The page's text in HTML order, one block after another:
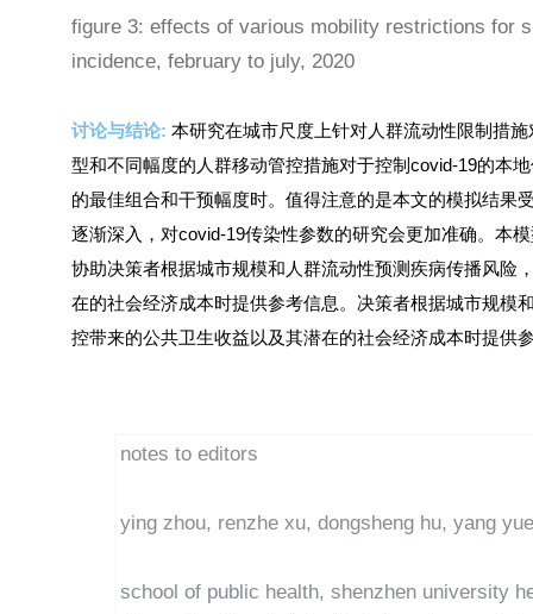
figure 3: effects of various mobility restrictions for
incidence, february to july, 2020
讨论与结论: 本研究在城市尺度上针对人群流动性限制措
型和不同幅度的人群移动管控措施对于控制covid-19的本
的最佳组合和干预幅度时。值得注意的是本文的模拟结果
逐渐深入，对covid-19传染性参数的研究会更加准确。本
协助决策者根据城市规模和人群流动性预测疾病传播风险
在的社会经济成本时提供参考信息。决策者根据城市规模
控带来的公共卫生收益以及其潜在的社会经济成本时提供
notes to editors
ying zhou, renzhe xu, dongsheng hu, yang
school of public health, shenzhen university